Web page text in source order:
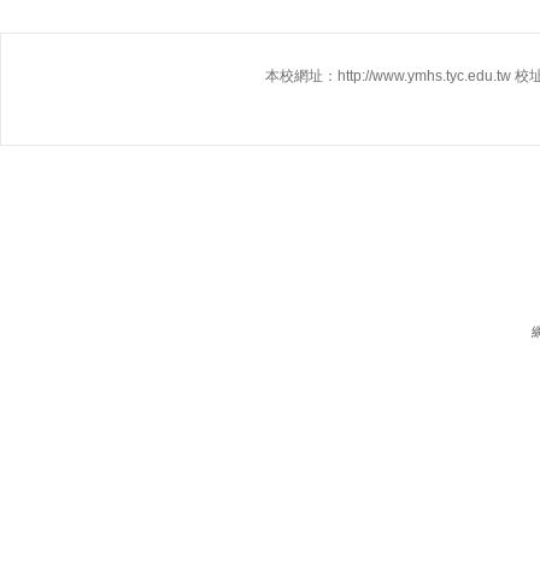
本校網址：http://www.ymhs.tyc.edu.tw